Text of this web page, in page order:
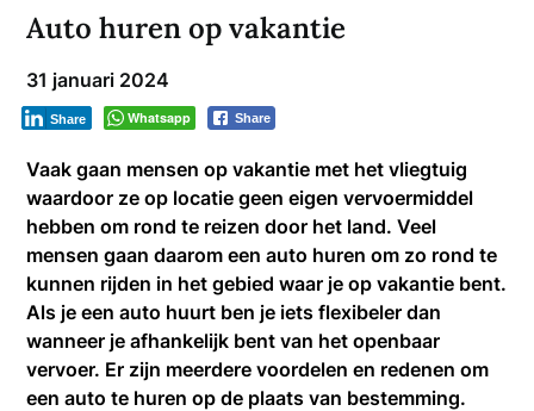
Auto huren op vakantie
31 januari 2024
Whatsapp Share
Share
Vaak gaan mensen op vakantie met het vliegtuig
waardoor ze op locatie geen eigen vervoermiddel
hebben om rond te reizen door het land. Veel
mensen gaan daarom een auto huren om zo rond te
kunnen rijden in het gebied waar je op vakantie bent.
Als je een auto huurt ben je iets flexibeler dan
wanneer je afhankelijk bent van het openbaar
vervoer. Er zijn meerdere voordelen en redenen om
een auto te huren op de plaats van bestemming.